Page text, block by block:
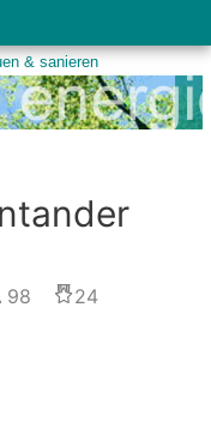
98
24